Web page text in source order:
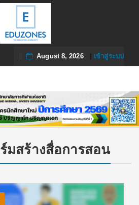
August 8, 2026| เข้าสู่ระบบ
มสร้างสื่อการสอน